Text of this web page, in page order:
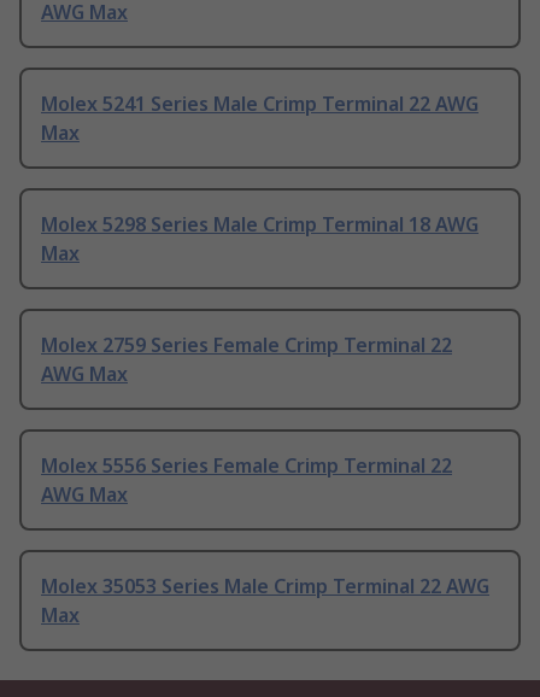
AWG Max
Molex 5241 Series Male Crimp Terminal 22 AWG
Max
Molex 5298 Series Male Crimp Terminal 18 AWG
Max
Molex 2759 Series Female Crimp Terminal 22
AWG Max
Molex 5556 Series Female Crimp Terminal 22
AWG Max
Molex 35053 Series Male Crimp Terminal 22 AWG
Max